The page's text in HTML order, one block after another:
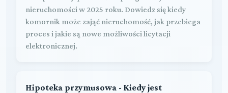
nieruchomości w 2025 roku. Dowiedz się kiedy
komornik może zająć nieruchomość, jak przebiega
proces i jakie są nowe możliwości licytacji
elektronicznej.
Hipoteka przymusowa - Kiedy jest